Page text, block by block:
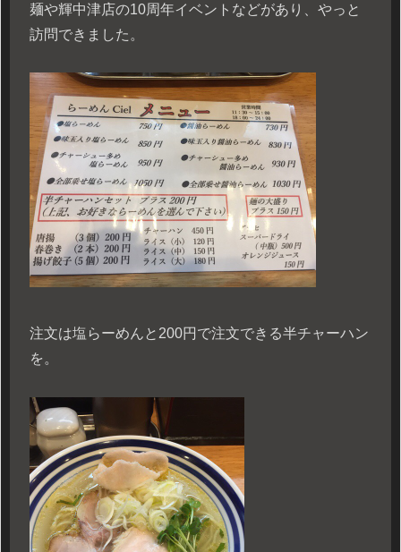
麺や輝中津店の10周年イベントなどがあり、やっと
訪問できました。
注文は塩らーめんと200円で注文できる半チャーハン
を。